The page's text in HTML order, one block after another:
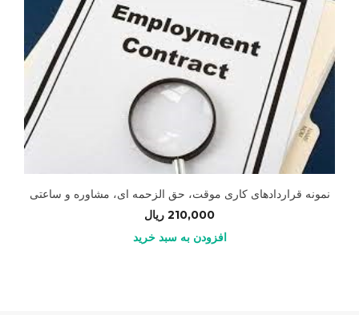
نمونه قراردادهای کاری موقت، حق الزحمه ای، مشاوره و ساعتی
210,000 ریال
افزودن به سبد خرید